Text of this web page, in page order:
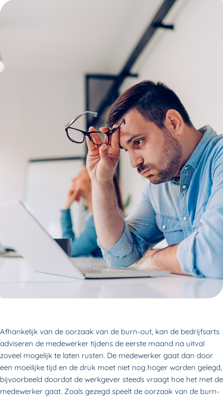
Afhankelijk van de oorzaak van de burn-out, kan de bedrijfsarts
adviseren de medewerker tijdens de eerste maand na uitval
zoveel mogelijk te laten rusten. De medewerker gaat dan door
een moeilijke tijd en de druk moet niet nog hoger worden gelegd,
bijvoorbeeld doordat de werkgever steeds vraagt hoe het met de
medewerker gaat. Zoals gezegd speelt de oorzaak van de burn-